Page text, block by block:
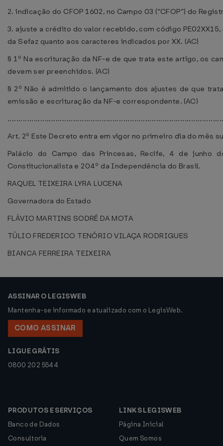
2. indicação do CFOP 1602, no Campo 03 (“CFOP”) do
3. ajuste a crédito do valor recebido, com código
da Sefaz quanto aos caracteres indicados por XX. (AC)
§ 1º Na escrituração da NF-e de que trata este artigo, os
devem ser preenchidos. (AC)
§ 2º Não é admitido o lançamento dos ajustes de que
emissão e escrituração da NF-e correspondente. (AC)
Art. 2º Este Decreto entra em vigor no primeiro dia do mês
Palácio do Campo das Princesas, Recife, 4 de junho
Constitucionalista e 204º da Independência do Brasil.
RAQUEL TEIXEIRA LYRA LUCENA
Governadora do Estado
FLÁVIO MARTINS SODRÉ DA MOTA
TÚLIO FREDERICO TENÓRIO VILAÇA RODRIGUES
BIANCA FERREIRA TEIXEIRA
ASSINAR O LEGISWEB
Mantenha-se informado e atualizado com o LegisWeb.
COMO ASSINAR
LIGUE GRÁTIS
0800 202 5544
PRODUTOS E SERVIÇOS
Banco de Dados
Consultoria
LINKS LEGISWEB
Página Inicial
Quem Somos